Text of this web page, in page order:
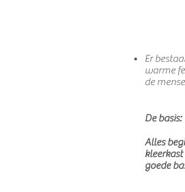
Er
warme
de
​De basis:
Alles
goede